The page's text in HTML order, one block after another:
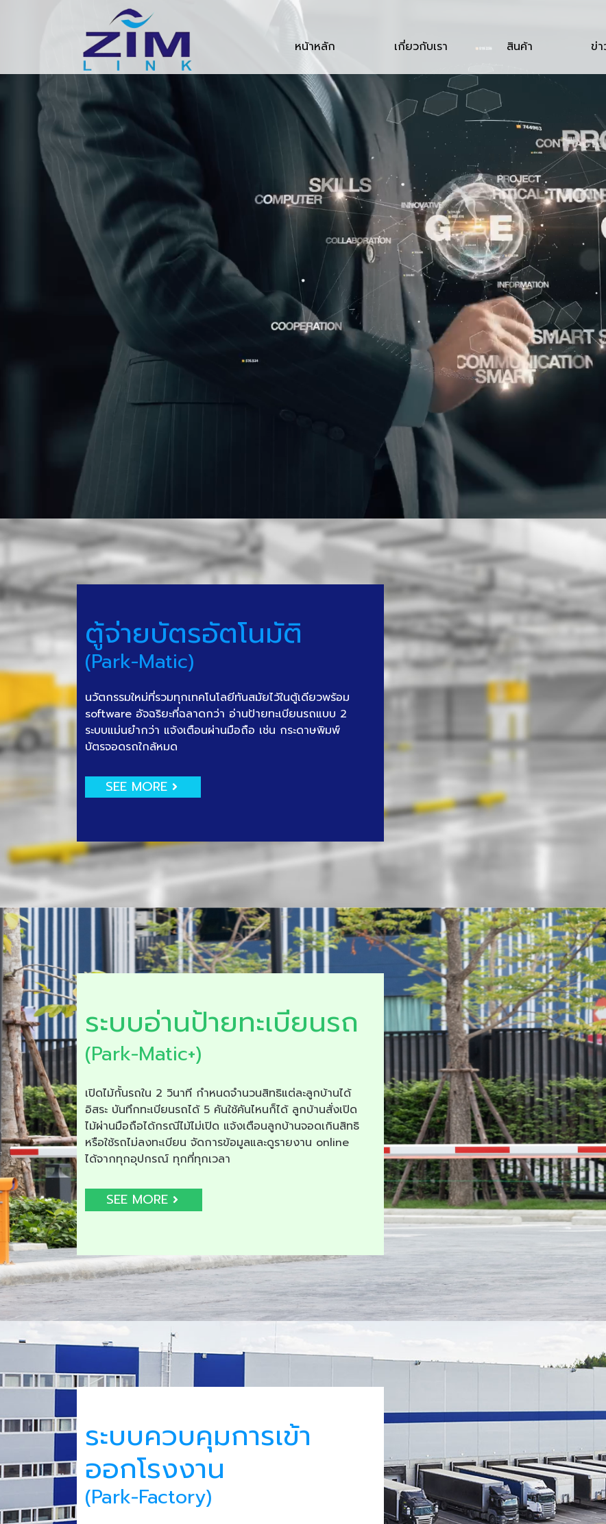
หน้าหลัก เกี่ยวกับเรา สินค้า ข่
ตู้จ่ายบัตรอัตโนมัติ
(Park-Matic)
นวัตกรรมใหม่ที่รวมทุกเทคโนโลยีทันสมัยไว้ในตู้เดียวพร้อม
software อัจฉริยะที่ฉลาดกว่า อ่านป้ายทะเบียนรถแบบ 2
ระบบแม่นยำกว่า แจ้งเตือนผ่านมือถือ เช่น กระดาษพิมพ์
บัตรจอดรถใกล้หมด
SEE MORE
ระบบอ่านป้ายทะเบียนรถ
(Park-Matic+)
เปิดไม้กั้นรถใน 2 วินาที กำหนดจำนวนสิทธิแต่ละลูกบ้านได้
อิสระ บันทึกทะเบียนรถได้ 5 คันใช้คันไหนก็ได้ ลูกบ้านสั่งเปิด
ไม้ผ่านมือถือได้กรณีไม้ไม่เปิด แจ้งเตือนลูกบ้านจอดเกินสิทธิ
หรือใช้รถไม่ลงทะเบียน จัดการข้อมูลและดูรายงาน online
ได้จากทุกอุปกรณ์ ทุกที่ทุกเวลา
SEE MORE
ระบบควบคุมการเข้า
ออกโรงงาน
(Park-Factory)